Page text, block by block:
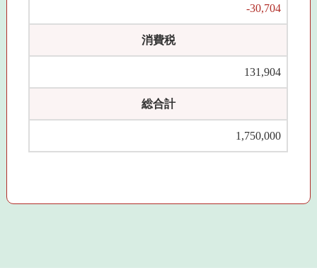
-30,704
消費税
131,904
総合計
1,750,000